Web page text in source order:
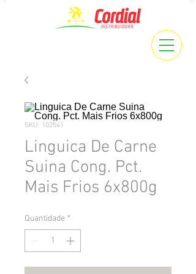
SKU: 102541
Linguica De Carne
Suina Cong. Pct.
Mais Frios 6x800g
Quantidade *